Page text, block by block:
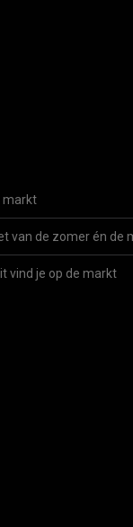
markt
van de zomer én de
vind je op de markt